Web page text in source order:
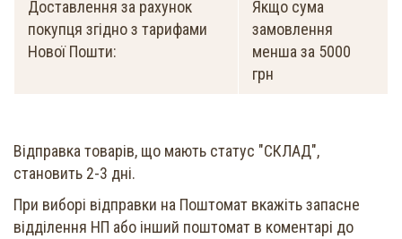
Доставлення за рахунок
покупця згідно з тарифами
Нової Пошти:
Якщо сума
замовлення
менша за 5000
грн
Відправка товарів, що мають статус "СКЛАД",
становить 2-3 дні.
При виборі відправки на Поштомат вкажіть запасне
відділення НП або інший поштомат в коментарі до